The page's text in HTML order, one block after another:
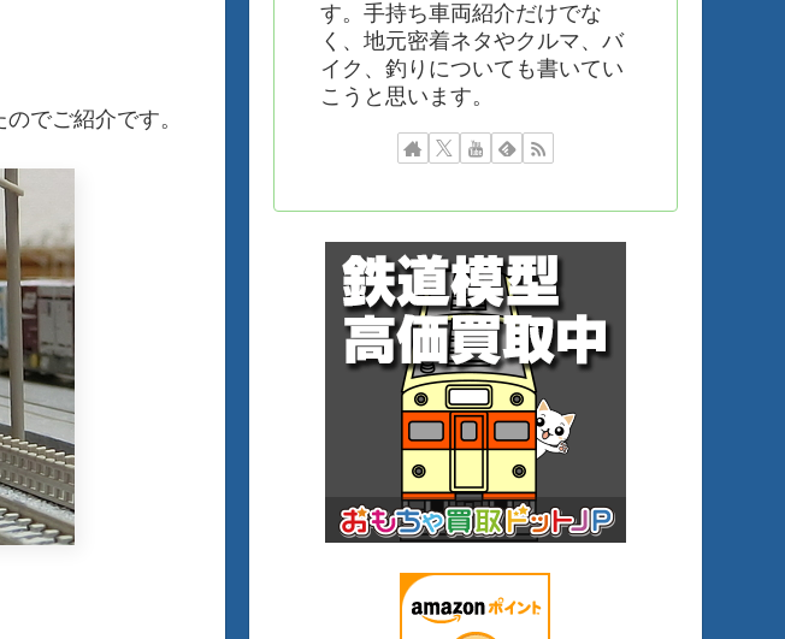
でご紹介です。
す。手持ち車両紹介だけでな
く、地元密着ネタやクルマ、バ
イク、釣りについても書いてい
こうと思います。